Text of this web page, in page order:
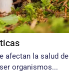
afectan la salud de
organismos...